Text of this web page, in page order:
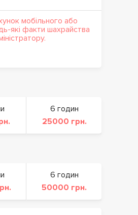
мобільного або
які факти шахрайства
6 годин
25000 грн.
6 годин
50000 грн.